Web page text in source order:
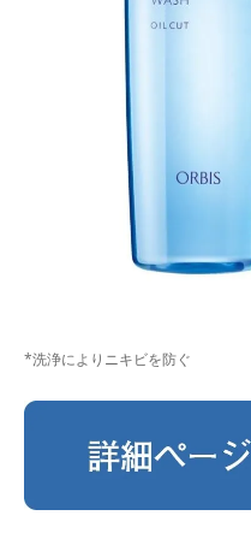
*洗浄によりニキビを防ぐ